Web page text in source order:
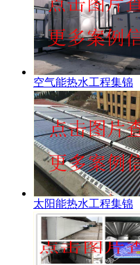
空气能热水工程集锦
太阳能热水工程集锦